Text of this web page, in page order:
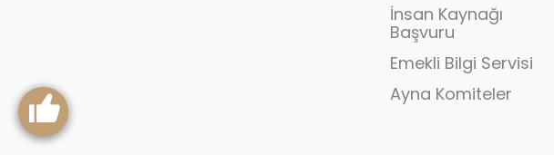
İnsan Kaynağı
Başvuru
Emekli Bilgi Servisi
Ayna Komiteler